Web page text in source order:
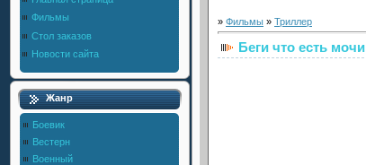
Фильмы
Стол заказов
Новости сайта
Жанр
Боевик
Вестерн
Военный
» Фильмы » Триллер
Беги что есть мочи